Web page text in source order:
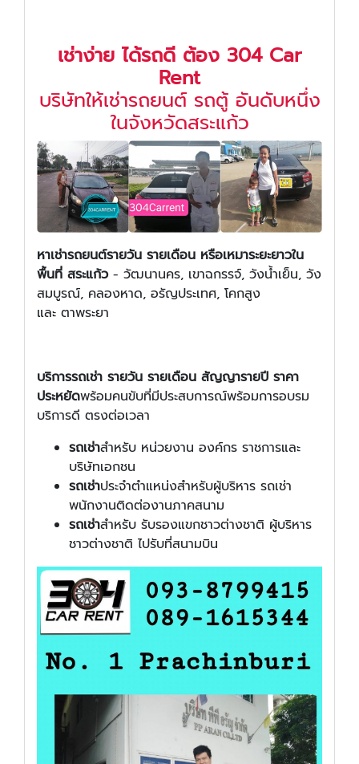
เช่าง่าย ได้รถดี ต้อง 304 Car
Rent
บริษัทให้เช่ารถยนต์ รถตู้ อันดับหนึ่ง
ในจังหวัดสระแก้ว
หาเช่ารถยนต์รายวัน รายเดือน หรือเหมาระยะยาวใน
พื้นที่ สระแก้ว- วัฒนานคร, เขาฉกรรจ์, วังน้ำเย็น, วัง
สมบูรณ์, คลองหาด, อรัญประเทศ, โคกสูง
และ ตาพระยา
บริการรถเช่า รายวัน รายเดือน สัญญารายปี ราคา
ประหยัดพร้อมคนขับที่มีประสบการณ์พร้อมการอบรม
บริการดี ตรงต่อเวลา
รถเช่าสำหรับ หน่วยงาน องค์กร ราชการและ
บริษัทเอกชน
รถเช่าประจำตำแหน่งสำหรับผู้บริหาร รถเช่า
พนักงานติดต่องานภาคสนาม
รถเช่าสำหรับ รับรองแขกชาวต่างชาติ ผู้บริหาร
ชาวต่างชาติ ไปรับที่สนามบิน